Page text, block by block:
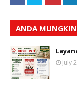
ANDA
July